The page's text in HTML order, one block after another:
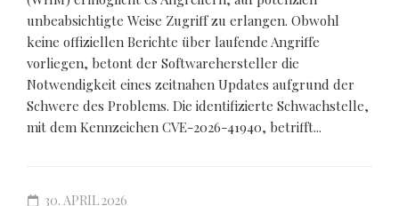
unbeabsichtigte Weise Zugriff zu erlangen. Obwohl
keine offiziellen Berichte über laufende Angriffe
vorliegen, betont der Softwarehersteller die
Notwendigkeit eines zeitnahen Updates aufgrund der
Schwere des Problems. Die identifizierte Schwachstelle,
mit dem Kennzeichen CVE-2026-41940, betrifft...
30. APRIL 2026